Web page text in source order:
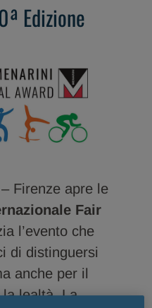
Edizione
Firenze apre le
Fair
l’evento che
di distinguersi
anche per il
lealtà. La